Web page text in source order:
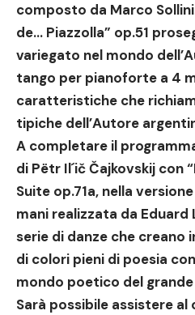
composto da Marco Sollini
de… Piazzolla” op.51
variegato nel mondo
tango per pianoforte a 4
caratteristiche che
tipiche dell’Autore
A completare il
di Pëtr Il´ič Čajkovskij con
Suite op.71a, nella
mani realizzata da Eduard
serie di danze che creano
di colori pieni di poesia
mondo poetico del
Sarà possibile assistere